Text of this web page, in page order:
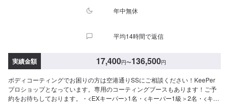
わりになる！水ジミなどの汚れがつきにくい施工です。ノーメンテで3年耐
ズ）79,900円（Sサイズ）87,600円（Mサイズ）93,200円（Lサイズ）
102,900円（LLサイズ）131,400円（XLサイズ）＜EXキーパー（作業時間：
必要な場合もあります）。高密度ガラス被膜で水垢などに強くかつてない程
の艶を生み出します！ノーメンテで3年耐久！（メンテありで6年耐久）⚪︎施
工価格（車サイズ）113,500円（SSサイズ）123,800円（Sサイズ）134,900
円（Mサイズ）150,200円（Lサイズ）160,200円（LLサイズ）174,600円
（XLサイズ）※1ヶ月無料点検洗車のサービスがございます。詳細は来店時ス
タッフまでお尋ねください。＜＜コーティングオプション＞＞◉鉄粉取り（軽
年中無休
平均14時間で返信
実績金額 17,400円〜136,500円
ボディコーティングでお困りの方は空港通りSSにご相談ください！KeePer
プロショップとなっています。専用のコーティングブースもあります！ご予
約をお待ちしております。・<EXキーパー>1名・<キーパー1級＞2名・<キー